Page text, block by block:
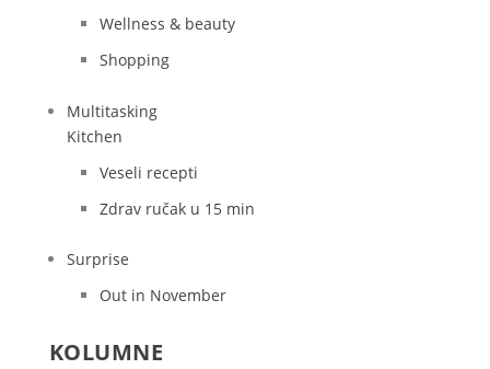
Wellness & beauty
Shopping
Multitasking
Kitchen
Veseli recepti
Zdrav ručak u 15 min
Surprise
Out in November
KOLUMNE